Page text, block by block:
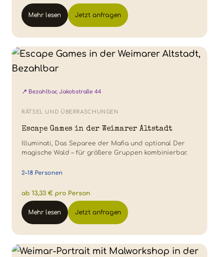
Mehr lesen Jetzt anfragen
📍 Bezahlbar, Jakobstraße 44
RÄTSEL UND ÜBERRASCHUNGEN
Escape Games in der Weimarer Altstadt
Illuminati, Das Separee der Mafia und optional Der
magische Wald – für größere Gruppen kombinierbar.
2–18 Personen
ab 13,33 € pro Person
Mehr lesen Jetzt anfragen